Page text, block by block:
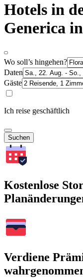
Hotels in
Generica
Wo soll’s hingehen?
Daten
Gäste
Ich reise geschäftlich
Suchen
Kostenlose
Verdiene